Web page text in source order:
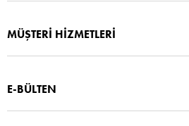
MÜŞTERİ HİZMETLERİ
E-BÜLTEN